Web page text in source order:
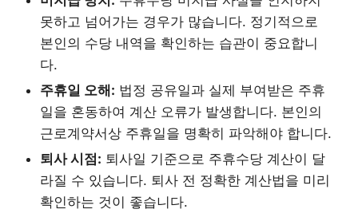
못하고 넘어가는 경우가 많습니다. 정기적으로
본인의 수당 내역을 확인하는 습관이 중요합니
다.
주휴일 오해: 법정 공유일과 실제 부여받은 주휴
일을 혼동하여 계산 오류가 발생합니다. 본인의
근로계약서상 주휴일을 명확히 파악해야 합니다.
퇴사 시점: 퇴사일 기준으로 주휴수당 계산이 달
라질 수 있습니다. 퇴사 전 정확한 계산법을 미리
확인하는 것이 좋습니다.